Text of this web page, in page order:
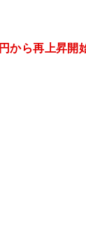
円から再上昇開